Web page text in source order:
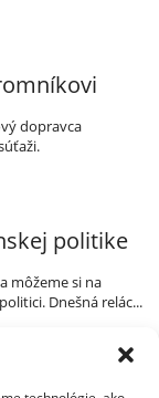
dopravca
politike
môžeme si na
Dnešná relác...